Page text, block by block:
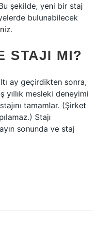
şekilde, yeni bir staj
bulunabilecek
STAJI MI?
ay geçirdikten sonra,
yıllık mesleki deneyimi
tamamlar. (Şirket
Stajı
sonunda ve staj